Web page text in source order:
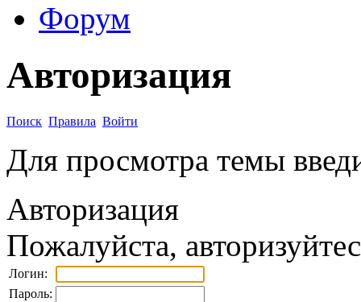
Форум
Авторизация
Поиск Правила Войти
Для просмотра темы
Авторизация
Пожалуйста,
Логин:
Пароль: